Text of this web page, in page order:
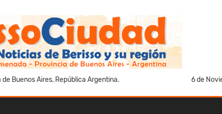
Buenos Aires, República Argentina. 6 de